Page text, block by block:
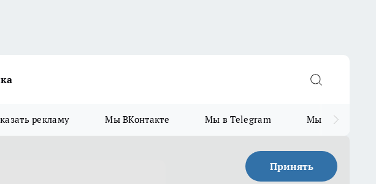
рекламу Мы ВКонтакте Мы в Telegram Мы в MAX
Принять